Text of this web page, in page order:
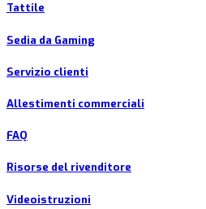
Tattile
Sedia da Gaming
Servizio clienti
Allestimenti commerciali
FAQ
Risorse del rivenditore
Videoistruzioni